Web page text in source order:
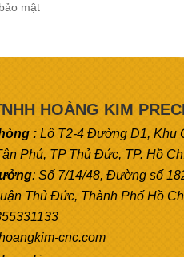
mật
HOÀNG KIM
: Lô T2-4 Đường D1, Khu
Phú, TP Thủ Đức, TP. Hồ
: Số 7/14/48, Đường số
Thủ Đức, Thành Phố Hồ
cnc.com